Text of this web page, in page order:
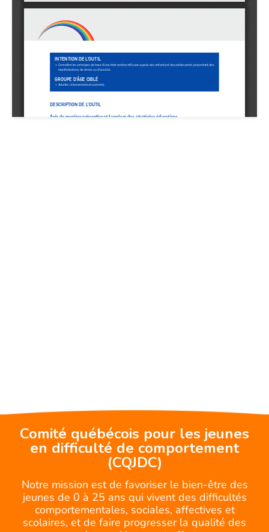
Comité québécois pour les jeunes
en difficulté de comportement
(CQJDC)
Notre mission est de favoriser le bien-être des
jeunes de 0 à 25 ans qui vivent des difficultés
comportementales, sociales, affectives et
scolaires, et de faire progresser la qualité des